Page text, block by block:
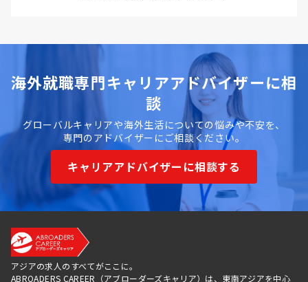
海外就職専門キャリアアドバイザーに相
談
グローバルキャリアや海外生活についての悩みや不安を、
専門のアドバイザーにご相談ください。
キャリアアドバイザーに相談する
アジアの求人のすべてがここに。
ABROADERS CAREER（アブローダーズキャリア）は、東南アジアを中心